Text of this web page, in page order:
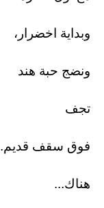
وبداية اخضرار،
ونضج حبة هند
تجف
فوق سقف قديم.
هناك...